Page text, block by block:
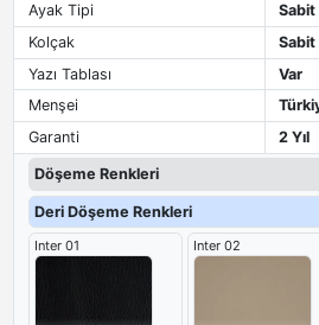
Ayak Tipi
Sabit
Kolçak
Sabit
Yazı Tablası
Var
Menşei
Garanti
2 Yıl
Döşeme Renkleri
Deri Döşeme Renkleri
Inter 01 Inter 02